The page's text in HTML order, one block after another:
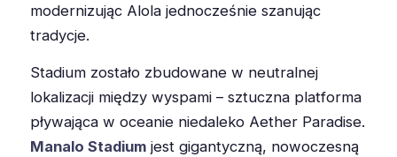
modernizując Alola jednocześnie szanując
tradycje.
Stadium zostało zbudowane w neutralnej
lokalizacji między wyspami – sztuczna platforma
pływająca w oceanie niedaleko Aether Paradise.
Manalo Stadium jest gigantyczną, nowoczesną